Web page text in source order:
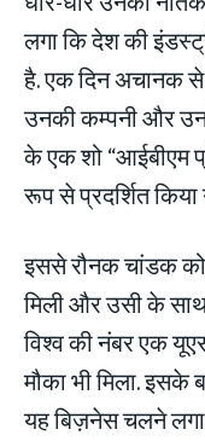
लगा कि देश की
है. एक दिन अचानक
उनकी कम्पनी और
के एक शो “आईबीएम
रूप से प्रदर्शित किया
इससे रौनक चांडक
मिली और उसी के
विश्व की नंबर एक
मौका भी मिला.
यह बिज़नेस चलने